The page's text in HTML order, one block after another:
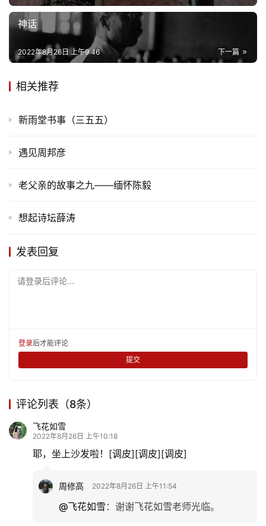
神话
下一篇
2022年8月26日 上午9:46
相关推荐
新雨堂书事（三五五）
遇见周邦彦
老父亲的故事之九——缅怀陈毅
想起诗坛薛涛
发表回复
请登录后评论...
登录后才能评论
提交
评论列表（8条）
飞花如雪
2022年8月26日 上午10:18
耶，坐上沙发啦！[调皮][调皮][调皮]
周修高 2022年8月26日 上午11:54
@飞花如雪 ： 谢谢飞花如雪老师光临。